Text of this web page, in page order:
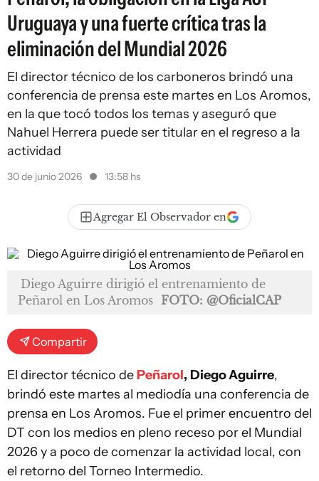
Uruguaya y una fuerte crítica tras la
eliminación del Mundial 2026
El director técnico de los carboneros brindó una
conferencia de prensa este martes en Los Aromos,
en la que tocó todos los temas y aseguró que
Nahuel Herrera puede ser titular en el regreso a la
actividad
30 de junio 2026 13:58 hs
Agregar El Observador en
Diego Aguirre dirigió el entrenamiento de
Peñarol en Los Aromos FOTO: @OficialCAP
Compartir
El director técnico de Peñarol, Diego Aguirre,
brindó este martes al mediodía una conferencia de
prensa en Los Aromos. Fue el primer encuentro del
DT con los medios en pleno receso por el Mundial
2026 y a poco de comenzar la actividad local, con
el retorno del Torneo Intermedio.